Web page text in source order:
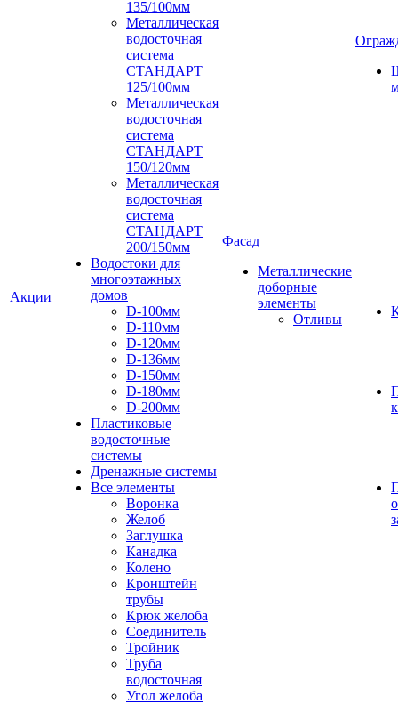
Акции
135/100мм
Металлическая
водосточная
система
СТАНДАРТ
125/100мм
Металлическая
водосточная
система
СТАНДАРТ
150/120мм
Металлическая
водосточная
система
СТАНДАРТ
200/150мм
Водостоки для
многоэтажных
домов
D-100мм
D-110мм
D-120мм
D-136мм
D-150мм
D-180мм
D-200мм
Пластиковые
водосточные
системы
Дренажные системы
Все элементы
Воронка
Желоб
Заглушка
Канадка
Колено
Кронштейн
трубы
Крюк желоба
Соединитель
Тройник
Труба
водосточная
Угол желоба
Фасад
Металлические
доборные
элементы
Отливы